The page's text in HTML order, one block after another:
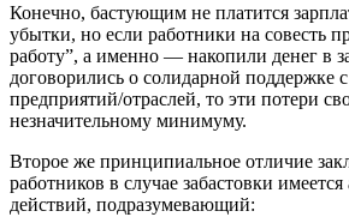
Конечно, бастующим не платится
убытки, но если работники на совесть
работу”, а именно — накопили денег в
договорились о солидарной поддержке
предприятий/отраслей, то эти потери
незначительному минимуму.
Второе же принципиальное отличие
работников в случае забастовки
действий, подразумевающий: